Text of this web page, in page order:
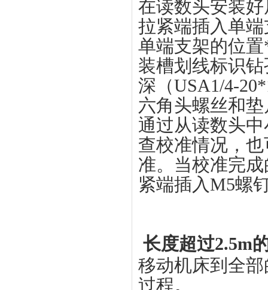
在读数头安装
拉紧端插入单
单端支架的位
装槽划线标识
深（USA1/4-
六角头螺丝和
通过从读数头
查校准情况，
准。当校准完
紧端插入M5螺
长度超过2.5m
移动机床到全
过程。